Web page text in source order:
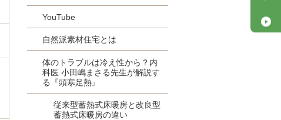
YouTube
自然派素材住宅とは
体のトラブルは冷え性から？内
科医 小田嶋まさる先生が解説す
る『頭寒足熱』
従来型蓄熱式床暖房と改良型
蓄熱式床暖房の違い